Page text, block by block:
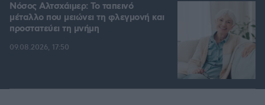
Νόσος Αλτσχάιμερ: Το ταπεινό
μέταλλο που μειώνει τη φλεγμονή και
προστατεύει τη μνήμη
09.08.2026, 17:50